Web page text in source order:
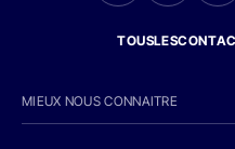
MIEUX NOUS CONNAITRE